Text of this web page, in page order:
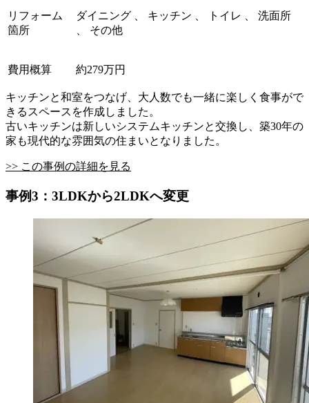
リフォーム
箇所
ダイニング 、 キッチン 、 トイレ 、 洗面所
、 その他
費用概算 約279万円
キッチンと和室をつなげ、大人数でも一緒に楽しく食事がで
きるスペースを作成しました。
古いキッチンは新しいシステムキッチンと交換し、築30年の
家も現代的な雰囲気の住まいとなりました。
>> この事例の詳細を見る
事例3：3LDKから2LDKへ変更